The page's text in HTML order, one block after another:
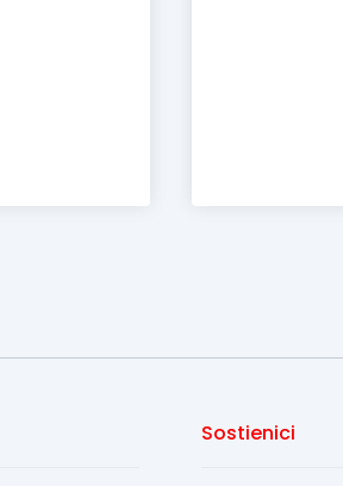
Sostienici